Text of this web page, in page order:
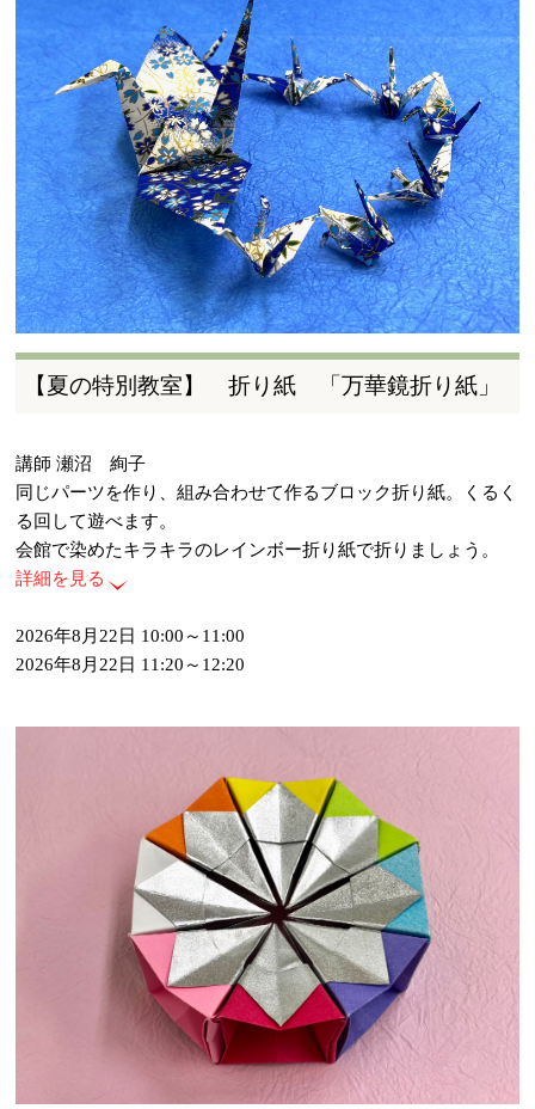
【夏の特別教室】 折り紙 「万華鏡折り紙」
講師 瀬沼 絢子
同じパーツを作り、組み合わせて作るブロック折り紙。くるく
る回して遊べます。
会館で染めたキラキラのレインボー折り紙で折りましょう。
詳細を見る
2026年8月22日 10:00～11:00
2026年8月22日 11:20～12:20